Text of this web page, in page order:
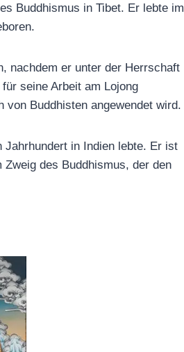
Buddhismus in Tibet. Er lebte im
nachdem er unter der Herrschaft
seine Arbeit am Lojong
von Buddhisten angewendet wird.
in Indien lebte. Er ist
des Buddhismus, der den